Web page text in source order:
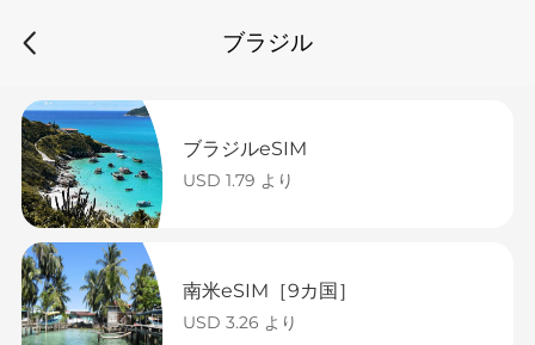
ブラジル
ブラジルeSIM
USD 1.79 より
南米eSIM［9カ国］
USD 3.26 より